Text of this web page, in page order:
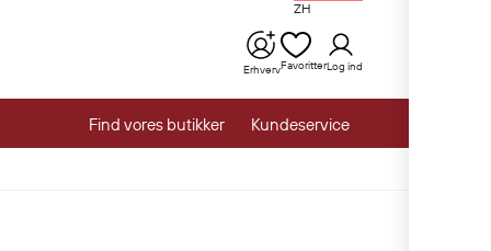
ZH
ErhvervFavoritterLog ind
Find vores butikker Kundeservice